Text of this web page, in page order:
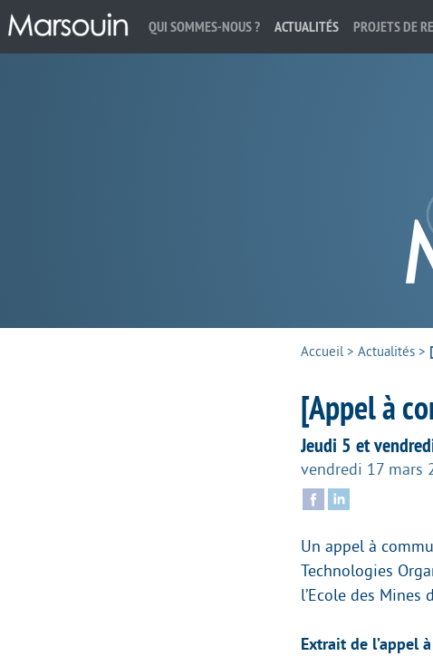
QUI SOMMES-NOUS ? ACTUALITÉS PROJETS DE
Accueil> Actualités >
[Appel à
Jeudi 5 et
vendredi 17 mars
Un appel à
Technologies
l’Ecole des Mines
Extrait de l’appel